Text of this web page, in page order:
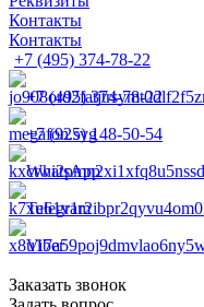
Контакты
Контакты
+7 (495) 374-78-22
+7 (495) 374-78-22
+7 (925) 148-50-54
WhatsApp
Telegram
Viber
Заказать звонок